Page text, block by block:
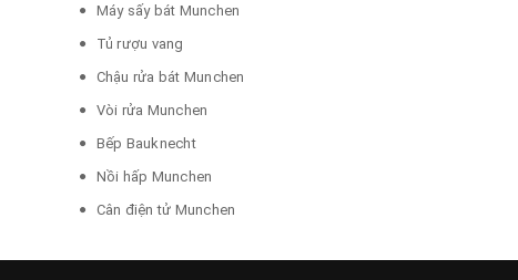
Máy sấy bát Munchen
Tủ rượu vang
Chậu rửa bát Munchen
Vòi rửa Munchen
Bếp Bauknecht
Nồi hấp Munchen
Cân điện tử Munchen